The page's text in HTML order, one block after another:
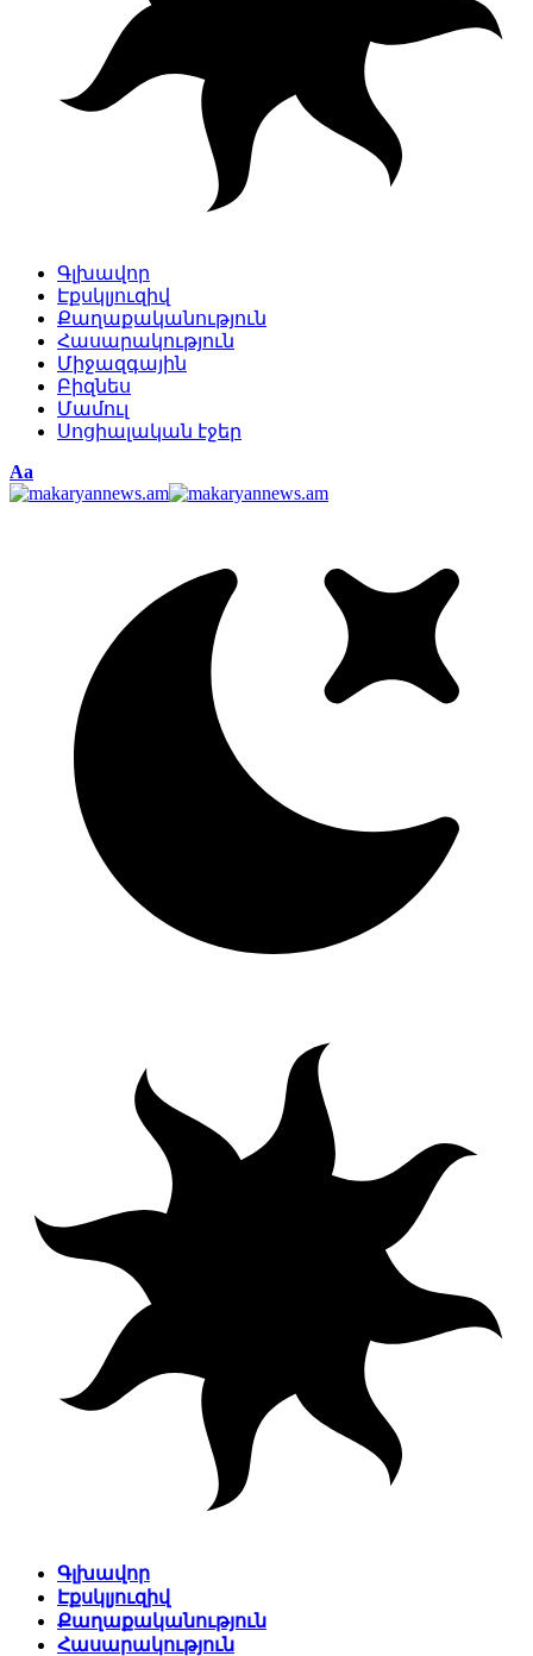
Գլխավոր
Էքսկլյուզիվ
Քաղաքականություն
Հասարակություն
Միջազգային
Բիզնես
Մամուլ
Սոցիալական էջեր
Изменение
размера
Аа
Գլխավոր
Էքսկլյուզիվ
Քաղաքականություն
Հասարակություն